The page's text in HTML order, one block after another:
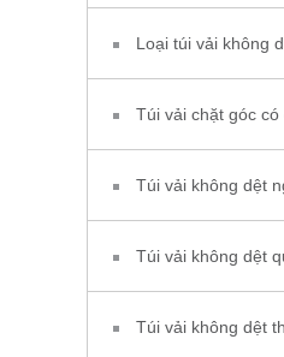
Loại túi vải không
Túi vải chặt góc có
Túi vải không dệt
Túi vải không dệt
Túi vải không dệt